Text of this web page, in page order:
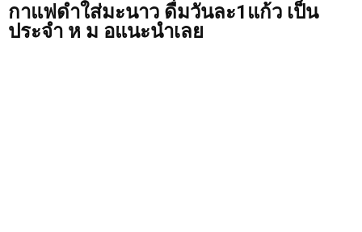
กาแฟดำใส่มะนาว ดื่มวันละ1แก้ว เป็น
ประจำ ห ม อแนะนำเลย